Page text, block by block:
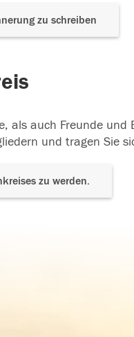
zu schreiben
als auch Freunde
und tragen Sie
zu werden.